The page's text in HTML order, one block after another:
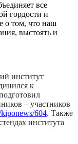
все
гордости и
о том, что наш
выстоять и
институт
к
– участников
604. Также
института